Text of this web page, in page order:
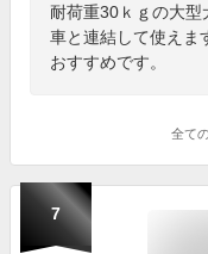
耐荷重30ｋｇの大
車と連結して使えま
おすすめです。
全て
7